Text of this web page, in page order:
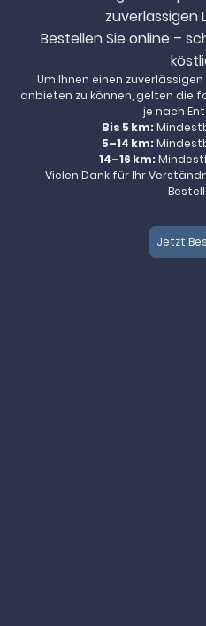
zuverlässigen
Bestellen Sie online –
Um Ihnen einen
anbieten zu können, gelten die
je nach
Bis 5 km:
5–14 km:
14–16 km:
Vielen Dank für Ihr
Jetzt